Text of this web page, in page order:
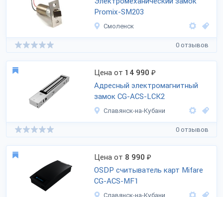
Promix-SM203
Смоленск
0 отзывов
Цена от 14 990 ₽
Адресный электромагнитный
замок CG-ACS-LCK2
Славянск-на-Кубани
0 отзывов
Цена от 8 990 ₽
OSDP считыватель карт Mifare
CG-ACS-MF1
Славянск-на-Кубани